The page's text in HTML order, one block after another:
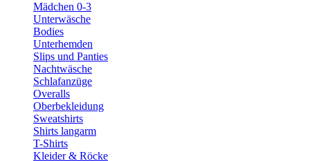
Mädchen 0-3
Unterwäsche
Bodies
Unterhemden
Slips und Panties
Nachtwäsche
Schlafanzüge
Overalls
Oberbekleidung
Sweatshirts
Shirts langarm
T-Shirts
Kleider & Röcke